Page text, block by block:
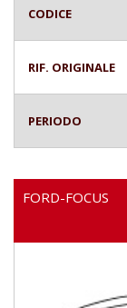
CODICE
RIF. ORIGINALE
PERIODO
FORD-FOCUS